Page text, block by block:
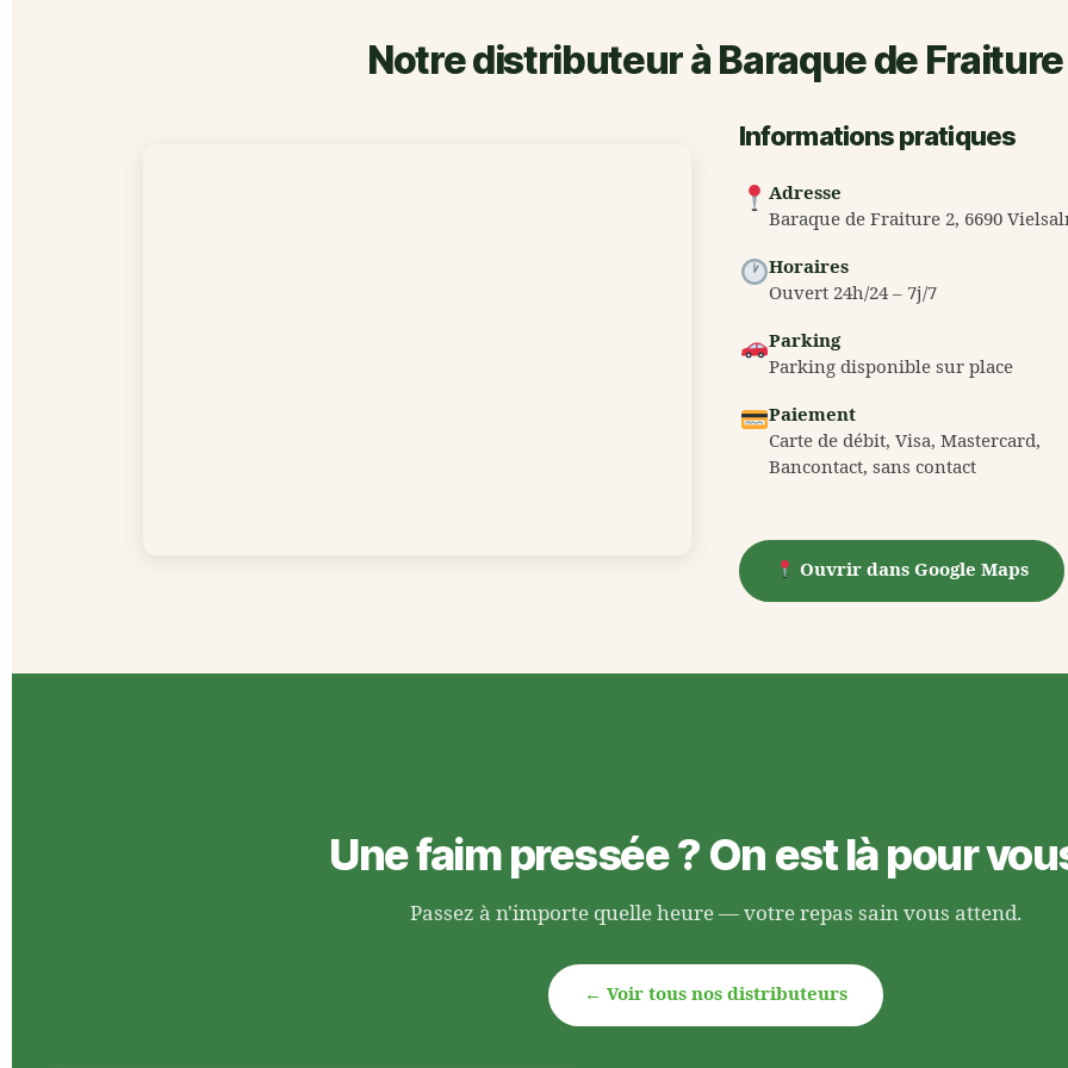
Notre distributeur à Baraque de Fraiture
Informations pratiques
Adresse
Baraque de Fraiture 2, 6690
Horaires
Ouvert 24h/24 – 7j/7
Parking
Parking disponible sur place
Paiement
Carte de débit, Visa, Mastercard,
Bancontact, sans contact
Ouvrir dans Google Maps
Une faim pressée ? On est là pour
Passez à n'importe quelle heure — votre repas sain vous attend.
← Voir tous nos distributeurs